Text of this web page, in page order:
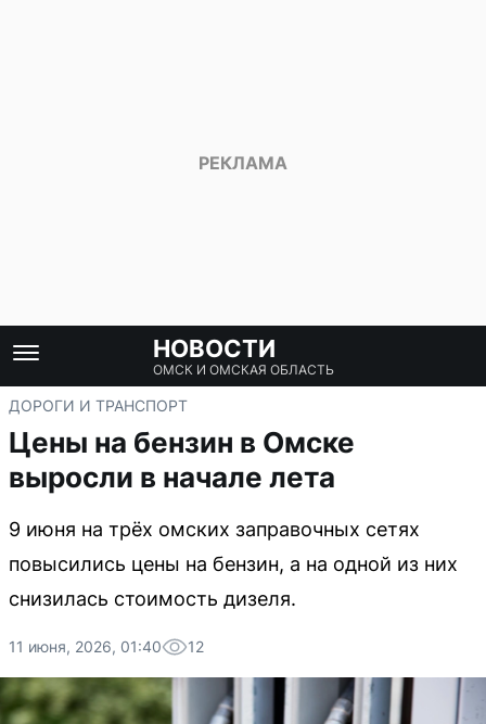
НОВОСТИ
ОМСК И ОМСКАЯ ОБЛАСТЬ
ДОРОГИ И ТРАНСПОРТ
Цены на бензин в Омске
выросли в начале лета
9 июня на трёх омских заправочных сетях
повысились цены на бензин, а на одной из них
снизилась стоимость дизеля.
11 июня, 2026, 01:40 12